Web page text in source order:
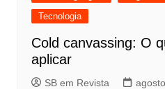
Tecnologia
Cold canvassing: O
aplicar
SB em Revista